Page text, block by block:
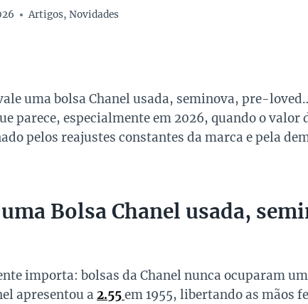
Artigos,Novidades
uma bolsa Chanel usada, seminova, pre-
parece, especialmente em 2026, quando o valor
pelos reajustes constantes da marca e pela
Bolsa Chanel usada,
importa: bolsas da Chanel nunca ocuparam
apresentou a 2.55em 1955, libertando as mãos